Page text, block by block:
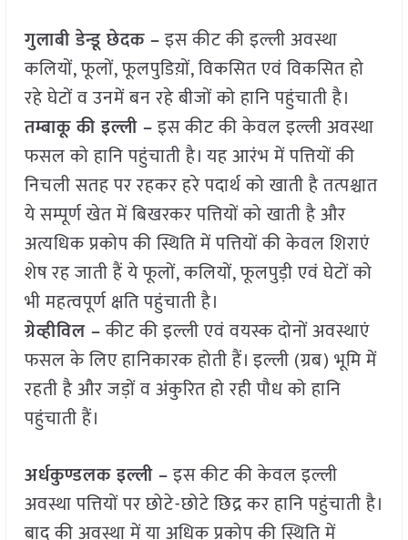
गुलाबी डेन्डू छेदक –इस कीट की इल्ली अवस्था
कलियों, फूलों, फूलपुडिय़ों, विकसित एवं विकसित हो
रहे घेटों व उनमें बन रहे बीजों को हानि पहुंचाती है।
तम्बाकू की इल्ली –इस कीट की केवल इल्ली अवस्था
फसल को हानि पहुंचाती है। यह आरंभ में पत्तियों की
निचली सतह पर रहकर हरे पदार्थ को खाती है तत्पश्चात
ये सम्पूर्ण खेत में बिखरकर पत्तियों को खाती है और
अत्यधिक प्रकोप की स्थिति में पत्तियों की केवल शिराएं
शेष रह जाती हैं ये फूलों, कलियों, फूलपुड़ी एवं घेटों को
भी महत्वपूर्ण क्षति पहुंचाती है।
ग्रेव्हीविल –कीट की इल्ली एवं वयस्क दोनों अवस्थाएं
फसल के लिए हानिकारक होती हैं। इल्ली (ग्रब) भूमि में
रहती है और जड़ों व अंकुरित हो रही पौध को हानि
पहुंचाती हैं।
अर्धकुण्डलक इल्ली –इस कीट की केवल इल्ली
अवस्था पत्तियों पर छोटे-छोटे छिद्र कर हानि पहुंचाती है।
बाद की अवस्था में या अधिक प्रकोप की स्थिति में